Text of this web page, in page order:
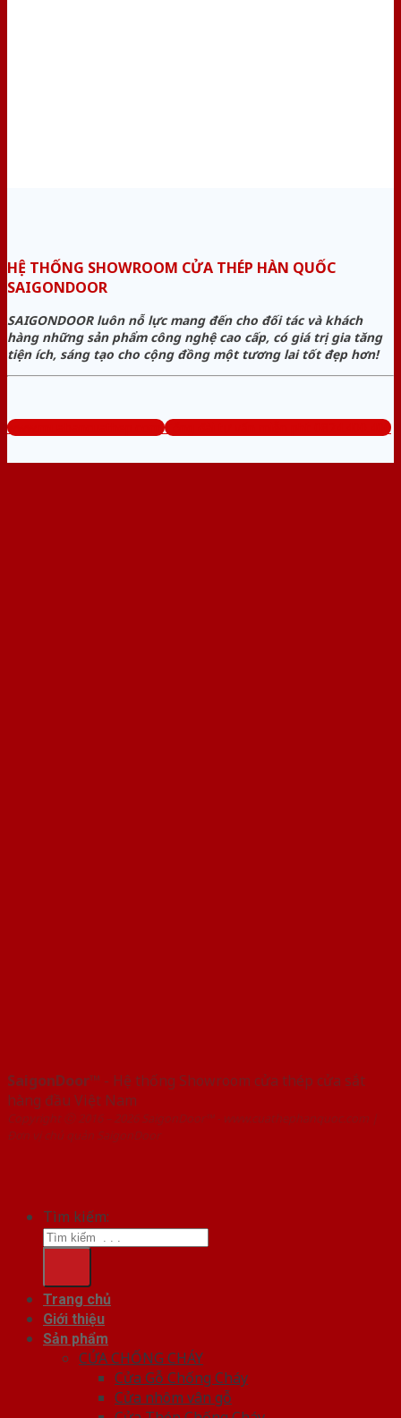
HỆ THỐNG SHOWROOM CỬA THÉP HÀN QUỐC
SAIGONDOOR
SAIGONDOOR luôn nỗ lực mang đến cho đối tác và khách
hàng những sản phẩm công nghệ cao cấp, có giá trị gia tăng
tiện ích, sáng tạo cho cộng đồng một tương lai tốt đẹp hơn!
www.muabancuathep.com Tổng đài tư vấn miễn phí: 0824.400.400
SaigonDoor™ - Hệ thống Showroom cửa thép cửa sắt
hàng đầu Việt Nam
Copyright ⓒ 2016 – 2026 SaigonDoor™ - www.cuathephanquoc.com |
Đơn vị chủ quản SaigonDoor
Tìm kiếm:
Trang chủ
Giới thiệu
Sản phẩm
CỬA CHỐNG CHÁY
Cửa Gỗ Chống Cháy
Cửa nhôm vân gỗ